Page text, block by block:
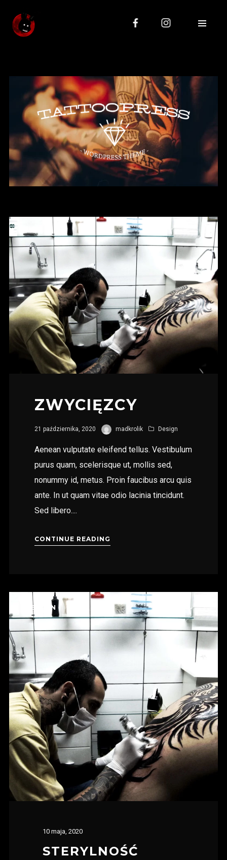
KONTAKT
janko85@icloud.com
OBSERWUJ NAS
ZWYCIĘZCY
21 października, 2020 madkrolik Design
Aenean vulputate eleifend tellus. Vestibulum
purus quam, scelerisque ut, mollis sed,
nonummy id, metus. Proin faucibus arcu quis
ante. In ut quam vitae odio lacinia tincidunt.
Sed libero....
CONTINUE READING
DESIGN
10 maja, 2020
STERYLNOŚĆ